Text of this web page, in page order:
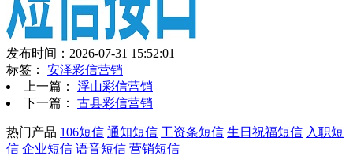
发布时间：2026-07-31 15:52:01
标签： 安泽彩信营销
上一篇： 浮山彩信营销
下一篇： 古县彩信营销
热门产品 106短信 通知短信 工资条短信 生日祝福短信 入职短
信 企业短信 语音短信 营销短信